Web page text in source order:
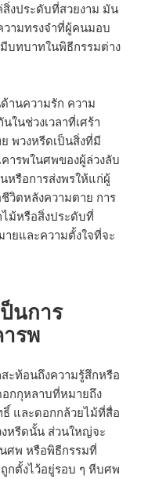
งประดับที่สวยงาม มัน
ามทรงจำที่ผู้คนมอบ
บทบาทในพิธีกรรมต่าง
านความรัก ความ
ในช่วงเวลาที่เศร้า
พวงหรีดเป็นสิ่งที่มี
ารพในศพของผู้ล่วงลับ
หรือการส่งพรให้แก่ผู้
วิตหลังความตาย การ
ม้หรือสิ่งประดับที่
ายและความตั้งใจที่จะ
นการ
รพ
ะท้อนถึงความรู้สึกหรือ
กกุหลาบที่หมายถึง
และดอกกล้วยไม้ที่สื่อ
หรีดนั้น ส่วนใหญ่จะ
ศพ หรือพิธีกรรมที่
กตั้งไว้อยู่รอบ ๆ หีบศพ